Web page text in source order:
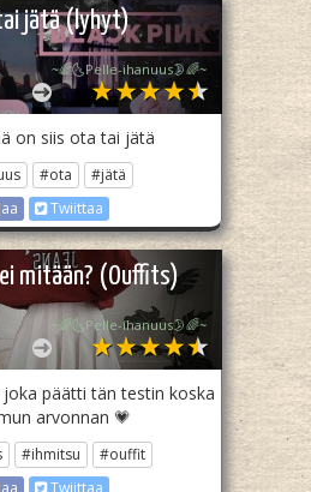
jätä (lyhyt)
~🌈🌜Pelle-ihanuus🌛🌈~
on siis ota tai jätä
#ota
#jätä
Twiittaa
mitään? (Ouffits)
~🌈🌜Pelle-ihanuus🌛🌈~
päätti tän testin koska
arvonnan 💗
#ihmitsu
#ouffit
Twiittaa